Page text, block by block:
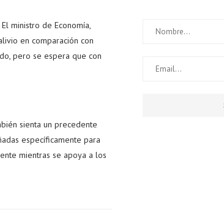
ministro de Economía,
en comparación con
pero se espera que con
sienta un precedente
específicamente para
mientras se apoya a los